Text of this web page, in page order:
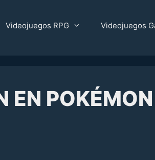
Videojuegos RPG Videojuegos
EN POKÉMON